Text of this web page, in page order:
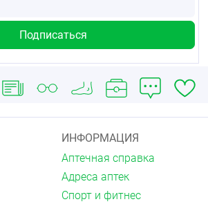
ИНФОРМАЦИЯ
Аптечная справка
Адреса аптек
Спорт и фитнес